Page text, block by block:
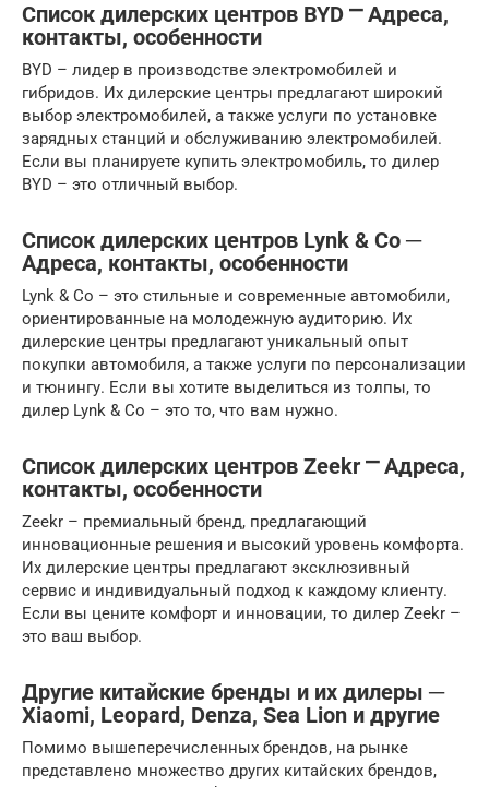
Список дилерских центров BYD ⎻ Адреса,
контакты, особенности
BYD – лидер в производстве электромобилей и
гибридов. Их дилерские центры предлагают широкий
выбор электромобилей, а также услуги по установке
зарядных станций и обслуживанию электромобилей.
Если вы планируете купить электромобиль, то дилер
BYD – это отличный выбор.
Список дилерских центров Lynk & Co ─
Адреса, контакты, особенности
Lynk & Co – это стильные и современные автомобили,
ориентированные на молодежную аудиторию. Их
дилерские центры предлагают уникальный опыт
покупки автомобиля, а также услуги по персонализации
и тюнингу. Если вы хотите выделиться из толпы, то
дилер Lynk & Co – это то, что вам нужно.
Список дилерских центров Zeekr ⎻ Адреса,
контакты, особенности
Zeekr – премиальный бренд, предлагающий
инновационные решения и высокий уровень комфорта.
Их дилерские центры предлагают эксклюзивный
сервис и индивидуальный подход к каждому клиенту.
Если вы цените комфорт и инновации, то дилер Zeekr –
это ваш выбор.
Другие китайские бренды и их дилеры ─
Xiaomi, Leopard, Denza, Sea Lion и другие
Помимо вышеперечисленных брендов, на рынке
представлено множество других китайских брендов,